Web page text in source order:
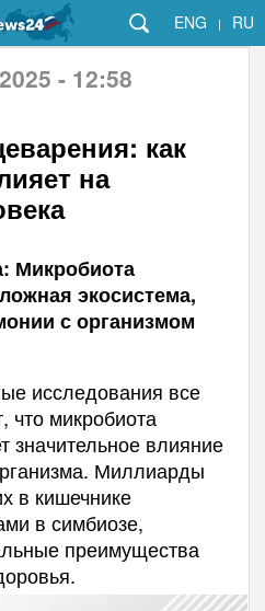
ENG | RU
- 12:58
как
на
Микробиота
экосистема,
с организмом
исследования все
микробиота
значительное влияние
Миллиарды
в кишечнике
в симбиозе,
преимущества